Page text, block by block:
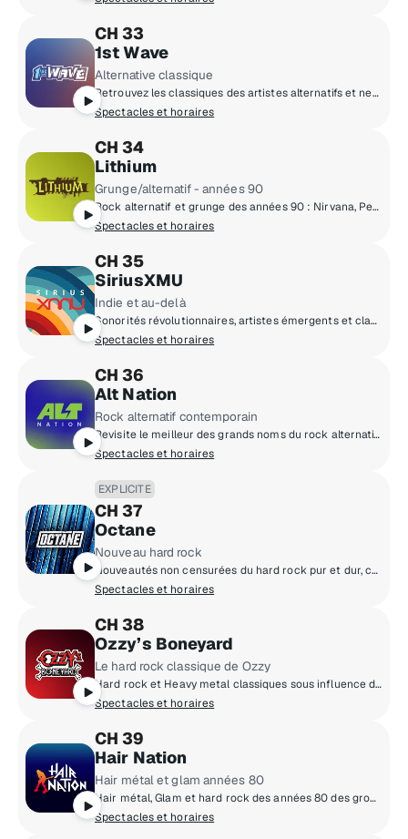
CH 33
1st Wave
Alternative classique
Retrouvez les classiques des artistes alternatifs et new wave de la première heure.
Spectacles et horaires
CH 34
Lithium
Grunge/alternatif - années 90
Rock alternatif et grunge des années 90 : Nirvana, Pearl Jam, Green Day, Smashing Pumpkins, Soundgarden, Weezer, Oasis et plus.
Spectacles et horaires
CH 35
SiriusXMU
Indie et au-delà
Sonorités révolutionnaires, artistes émergents et classiques de la musique indépendante.
Spectacles et horaires
CH 36
Alt Nation
Rock alternatif contemporain
Revisite le meilleur des grands noms du rock alternatif contemporain et sois le premier à découvrir les nouveautés du milieu!
Spectacles et horaires
EXPLICITE
CH 37
Octane
Nouveau hard rock
Nouveautés non censurées du hard rock pur et dur, choisies pour les vrais fans!
Spectacles et horaires
CH 38
Ozzy’s Boneyard
Le hard rock classique de Ozzy
Hard rock et Heavy metal classiques sous influence d'Ozzy Osbourne.
Spectacles et horaires
CH 39
Hair Nation
Hair métal et glam années 80
Hair métal, Glam et hard rock des années 80 des groupes aux cheveux longs!
Spectacles et horaires